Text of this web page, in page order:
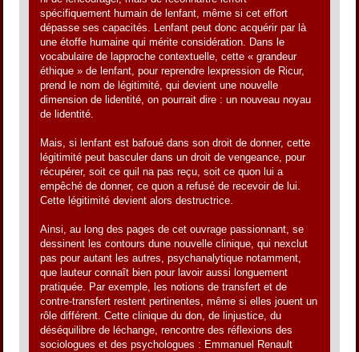
spécifiquement humain de lenfant, même si cet effort
dépasse ses capacités. Lenfant peut donc acquérir par là
une étoffe humaine qui mérite considération. Dans le
vocabulaire de lapproche contextuelle, cette « grandeur
éthique » de lenfant, pour reprendre lexpression de Ricur,
prend le nom de légitimité, qui devient une nouvelle
dimension de lidentité, on pourrait dire : un nouveau noyau
de lidentité.
Mais, si lenfant est bafoué dans son droit de donner, cette
légitimité peut basculer dans un droit de vengeance, pour
récupérer, soit ce quil na pas reçu, soit ce quon lui a
empêché de donner, ce quon a refusé de recevoir de lui.
Cette légitimité devient alors destructrice.
Ainsi, au long des pages de cet ouvrage passionnant, se
dessinent les contours dune nouvelle clinique, qui nexclut
pas pour autant les autres, psychanalytique notamment,
que lauteur connaît bien pour lavoir aussi longuement
pratiquée. Par exemple, les notions de transfert et de
contre-transfert restent pertinentes, même si elles jouent un
rôle différent. Cette clinique du don, de linjustice, du
déséquilibre de léchange, rencontre des réflexions des
sociologues et des psychologues : Emmanuel Renault